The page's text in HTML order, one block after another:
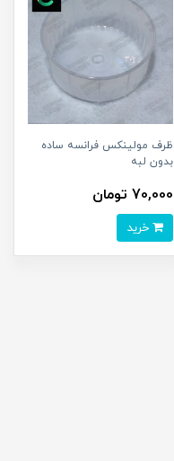
ظرف مولینکس فرانسه ساده
بدون لبه
70,000 تومان